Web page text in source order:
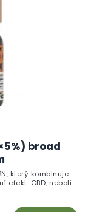
broad
který kombinuje
efekt. CBD, neboli